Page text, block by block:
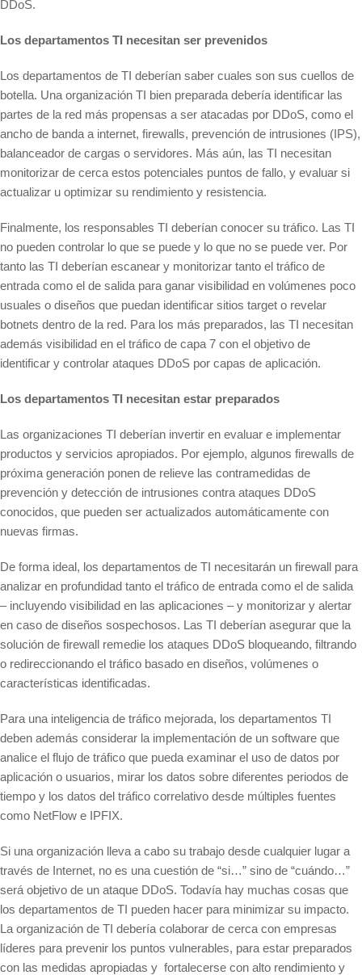
DDoS.
Los departamentos TI necesitan ser prevenidos
Los departamentos de TI deberían saber cuales son sus cuellos de
botella. Una organización TI bien preparada debería identificar las
partes de la red más propensas a ser atacadas por DDoS, como el
ancho de banda a internet, firewalls, prevención de intrusiones (IPS),
balanceador de cargas o servidores. Más aún, las TI necesitan
monitorizar de cerca estos potenciales puntos de fallo, y evaluar si
actualizar u optimizar su rendimiento y resistencia.
Finalmente, los responsables TI deberían conocer su tráfico. Las TI
no pueden controlar lo que se puede y lo que no se puede ver. Por
tanto las TI deberían escanear y monitorizar tanto el tráfico de
entrada como el de salida para ganar visibilidad en volúmenes poco
usuales o diseños que puedan identificar sitios target o revelar
botnets dentro de la red. Para los más preparados, las TI necesitan
además visibilidad en el tráfico de capa 7 con el objetivo de
identificar y controlar ataques DDoS por capas de aplicación.
Los departamentos TI necesitan estar preparados
Las organizaciones TI deberían invertir en evaluar e implementar
productos y servicios apropiados. Por ejemplo, algunos firewalls de
próxima generación ponen de relieve las contramedidas de
prevención y detección de intrusiones contra ataques DDoS
conocidos, que pueden ser actualizados automáticamente con
nuevas firmas.
De forma ideal, los departamentos de TI necesitarán un firewall para
analizar en profundidad tanto el tráfico de entrada como el de salida
– incluyendo visibilidad en las aplicaciones – y monitorizar y alertar
en caso de diseños sospechosos. Las TI deberían asegurar que la
solución de firewall remedie los ataques DDoS bloqueando, filtrando
o redireccionando el tráfico basado en diseños, volúmenes o
características identificadas.
Para una inteligencia de tráfico mejorada, los departamentos TI
deben además considerar la implementación de un software que
analice el flujo de tráfico que pueda examinar el uso de datos por
aplicación o usuarios, mirar los datos sobre diferentes periodos de
tiempo y los datos del tráfico correlativo desde múltiples fuentes
como NetFlow e IPFIX.
Si una organización lleva a cabo su trabajo desde cualquier lugar a
través de Internet, no es una cuestión de “si…” sino de “cuándo…”
será objetivo de un ataque DDoS. Todavía hay muchas cosas que
los departamentos de TI pueden hacer para minimizar su impacto.
La organización de TI debería colaborar de cerca con empresas
líderes para prevenir los puntos vulnerables, para estar preparados
con las medidas apropiadas y fortalecerse con alto rendimiento y